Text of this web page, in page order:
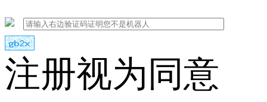
注册视为同意